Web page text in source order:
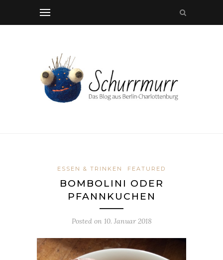
ESSEN & TRINKEN FEATURED
BOMBOLINI ODER
PFANNKUCHEN
Posted on 10. Januar 2018